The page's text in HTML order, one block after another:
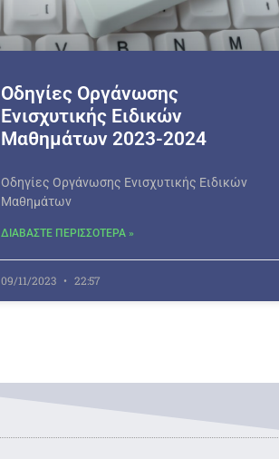
Οδηγίες Οργάνωσης
Ενισχυτικής Ειδικών
Μαθημάτων 2023-2024
Οδηγίες Οργάνωσης Ενισχυτικής Ειδικών
Μαθημάτων
ΔΙΑΒΑΣΤΕ ΠΕΡΙΣΣΟΤΕΡΑ »
09/11/2023 22:57